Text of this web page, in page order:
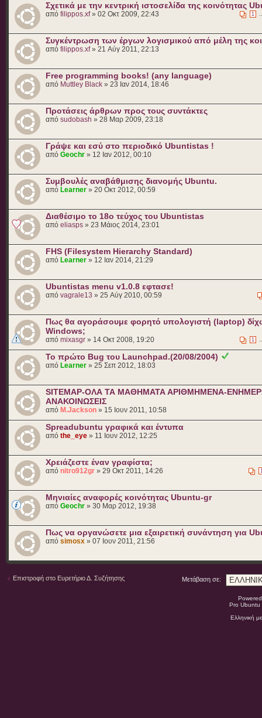
Σχετικά με την κεντρική ιστοσελίδα της κοινότητας
1
από filippos.xf» 02 Οκτ 2009, 22:43
Συγκέντρωση των έργων λογισμικού από μέλη της
από filippos.xf» 21 Αύγ 2011, 22:13
Free programming books! (any language)
από Muttley Black » 23 Ιαν 2014, 18:46
Προτάσεις άρθρων προς τους συντάκτες
από sudobash » 28 Μαρ 2009, 23:18
Γράψε και εσύ στο περιοδικό Ubuntistas !
από Geochr » 12 Ιαν 2012, 00:10
Συμβουλές αναβάθμισης διανομής Ubuntu.
από Learner » 20 Οκτ 2012, 00:59
Διαθέσιμο το 18ο τεύχος του Ubuntistas
από eliasps » 23 Μάιος 2014, 23:01
FHS (Filesystem Hierarchy Standard)
από Learner » 12 Ιαν 2014, 21:29
Ubuntistas menu v1.0.8 εφτασε!
από vagrale13 » 25 Αύγ 2010, 00:59
Πως θα αγοράσουμε φορητό υπολογιστή (laptop)
Windows;
1
από mixasgr » 14 Οκτ 2008, 19:20
Το πρώτο Bug του Launchpad.(20/08/2004)
από Learner » 25 Σεπ 2012, 18:03
SITEMAP-ΟΛΑ ΤΑ ΜΑΘΗΜΑΤΑ ΑΡΙΘΜΗΜΕΝΑ-
ΑΝΑΚΟΙΝΩΣΕΙΣ
από M.Jackson » 15 Ιουν 2011, 10:58
Spreadubuntu γραφικά και έντυπα
από the_eye » 11 Ιουν 2012, 12:25
Χρειάζεστε έναν γραφίστα;
από nitro912gr » 29 Οκτ 2011, 14:26
Μηνιαίες αναφορές κοινότητας Ubuntu-gr
από Geochr » 30 Μαρ 2012, 19:38
Πως να οργανώσετε μια εξαιρετική συνάντηση για
από simosx » 07 Ιουν 2011, 21:56
Επιστροφή στο Ευρετήριο Δ. Συζήτησης Μετάβαση σε:
Pro
Ελληνική